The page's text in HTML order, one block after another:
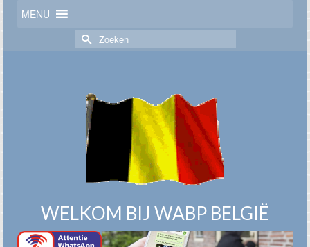
MENU
Zoek
naar:
WELKOM BIJ WABP BELGIË